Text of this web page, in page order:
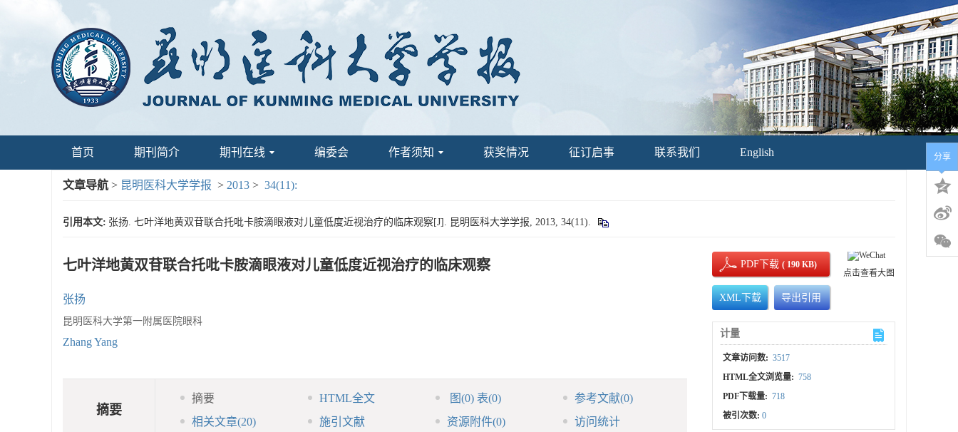
首页 期刊简介 期刊在线 编委会 作者须知 获奖情况 征订启事 联系我们 English
文章导航 > 昆明医科大学学报 > 2013 > 34(11):
引用本文: 张扬. 七叶洋地黄双苷联合托吡卡胺滴眼液对儿童低度近视治疗的临床观察[J]. 昆明医科大学学报, 2013, 34(11).
七叶洋地黄双苷联合托吡卡胺滴眼液对儿童低度近视治疗的临床观察
张扬
昆明医科大学第一附属医院眼科
Zhang Yang
摘要
摘要 HTML全文 图(0) 表(0) 参考文献(0)
相关文章(20) 施引文献 资源附件(0) 访问统计
PDF下载( 190 KB)
XML下载 导出引用
点击查看大图
计量
文章访问数: 3517
HTML全文浏览量: 758
PDF下载量: 718
被引次数:0
分享